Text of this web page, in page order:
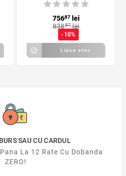
75687lei
83887lei
-10%
 Lipsa stoc
SAU CU CARDUL
La 12 Rate Cu Dobanda
ZERO!